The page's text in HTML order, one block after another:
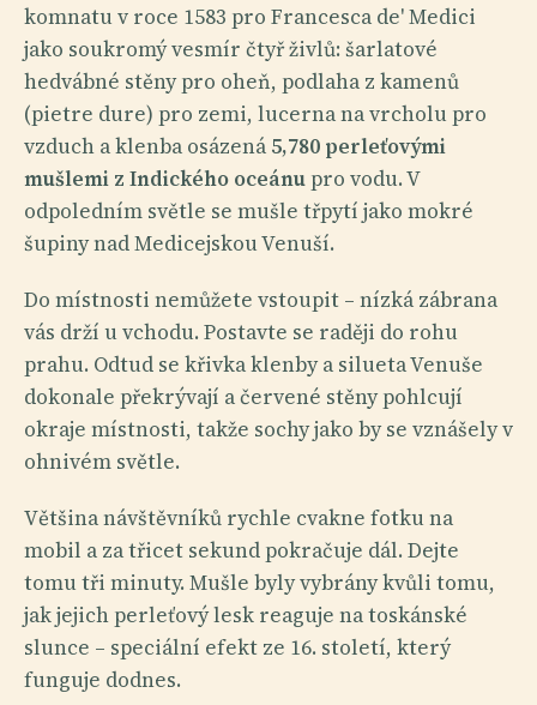
komnatu v roce 1583 pro Francesca de' Medici
jako soukromý vesmír čtyř živlů: šarlatové
hedvábné stěny pro oheň, podlaha z kamenů
(pietre dure) pro zemi, lucerna na vrcholu pro
vzduch a klenba osázená 5,780 perleťovými
mušlemi z Indického oceánu pro vodu. V
odpoledním světle se mušle třpytí jako mokré
šupiny nad Medicejskou Venuší.
Do místnosti nemůžete vstoupit – nízká zábrana
vás drží u vchodu. Postavte se raději do rohu
prahu. Odtud se křivka klenby a silueta Venuše
dokonale překrývají a červené stěny pohlcují
okraje místnosti, takže sochy jako by se vznášely v
ohnivém světle.
Většina návštěvníků rychle cvakne fotku na
mobil a za třicet sekund pokračuje dál. Dejte
tomu tři minuty. Mušle byly vybrány kvůli tomu,
jak jejich perleťový lesk reaguje na toskánské
slunce – speciální efekt ze 16. století, který
funguje dodnes.